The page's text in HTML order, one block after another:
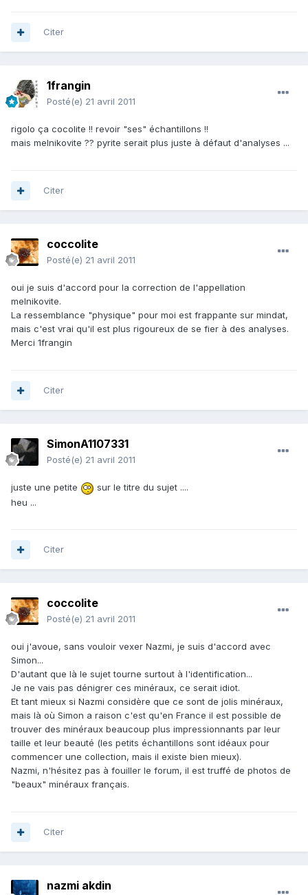
Citer
1frangin
Posté(e) 21 avril 2011
rigolo ça cocolite !! revoir "ses" échantillons !!
mais melnikovite ?? pyrite serait plus juste à défaut d'analyses ...
Citer
coccolite
Posté(e) 21 avril 2011
oui je suis d'accord pour la correction de l'appellation
melnikovite.
La ressemblance "physique" pour moi est frappante sur mindat,
mais c'est vrai qu'il est plus rigoureux de se fier à des analyses.
Merci 1frangin
Citer
SimonA1107331
Posté(e) 21 avril 2011
juste une petite
sur le titre du sujet ....
heu ...
Citer
coccolite
Posté(e) 21 avril 2011
oui j'avoue, sans vouloir vexer Nazmi, je suis d'accord avec
Simon...
D'autant que là le sujet tourne surtout à l'identification...
Je ne vais pas dénigrer ces minéraux, ce serait idiot.
Et tant mieux si Nazmi considère que ce sont de jolis minéraux,
mais là où Simon a raison c'est qu'en France il est possible de
trouver des minéraux beaucoup plus impressionnants par leur
taille et leur beauté (les petits échantillons sont idéaux pour
commencer une collection, mais il existe bien mieux).
Nazmi, n'hésitez pas à fouiller le forum, il est truffé de photos de
"beaux" minéraux français.
Citer
nazmi akdin